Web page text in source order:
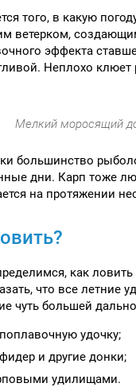
того, в какую
ветерком,
эффекта
Неплохо
Мелкий моросящий
большинство
дни. Карп тоже
на протяжении
как
что все летние
чуть большей
удочку;
и другие донки;
удилищами.